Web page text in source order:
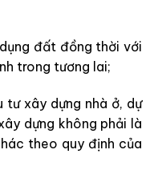
dụng đất đồng thờivới
trong tương lai;
xây dựng nhà ở, dự
dựng không phải là
theo quy định của